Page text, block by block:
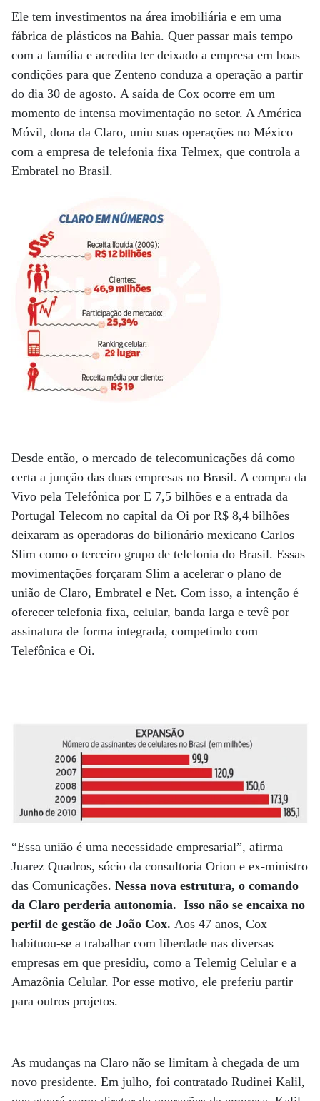
Ele tem investimentos na área imobiliária e em uma
fábrica de plásticos na Bahia. Quer passar mais tempo
com a família e acredita ter deixado a empresa em boas
condições para que Zenteno conduza a operação a partir
do dia 30 de agosto. A saída de Cox ocorre em um
momento de intensa movimentação no setor. A América
Móvil, dona da Claro, uniu suas operações no México
com a empresa de telefonia fixa Telmex, que controla a
Embratel no Brasil.
Desde então, o mercado de telecomunicações dá como
certa a junção das duas empresas no Brasil. A compra da
Vivo pela Telefônica por E 7,5 bilhões e a entrada da
Portugal Telecom no capital da Oi por R$ 8,4 bilhões
deixaram as operadoras do bilionário mexicano Carlos
Slim como o terceiro grupo de telefonia do Brasil. Essas
movimentações forçaram Slim a acelerar o plano de
união de Claro, Embratel e Net. Com isso, a intenção é
oferecer telefonia fixa, celular, banda larga e tevê por
assinatura de forma integrada, competindo com
Telefônica e Oi.
“Essa união é uma necessidade empresarial”, afirma
Juarez Quadros, sócio da consultoria Orion e ex-ministro
das Comunicações. Nessa nova estrutura, o comando
da Claro perderia autonomia. Isso não se encaixa no
perfil de gestão de João Cox. Aos 47 anos, Cox
habituou-se a trabalhar com liberdade nas diversas
empresas em que presidiu, como a Telemig Celular e a
Amazônia Celular. Por esse motivo, ele preferiu partir
para outros projetos.
As mudanças na Claro não se limitam à chegada de um
novo presidente. Em julho, foi contratado Rudinei Kalil,